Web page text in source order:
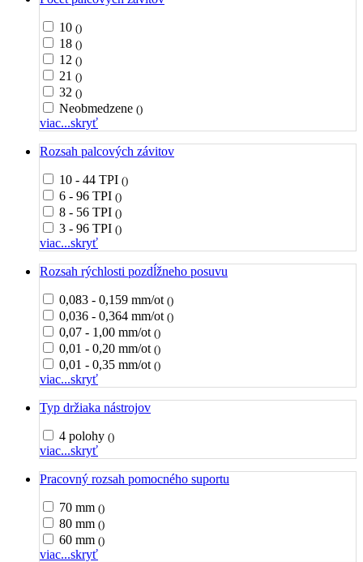
10 ()
18 ()
12 ()
21 ()
32 ()
Neobmedzene ()
viac...skryť
Rozsah palcových závitov
10 - 44 TPI ()
6 - 96 TPI ()
8 - 56 TPI ()
3 - 96 TPI ()
viac...skryť
Rozsah rýchlosti pozdĺžneho posuvu
0,083 - 0,159 mm/ot ()
0,036 - 0,364 mm/ot ()
0,07 - 1,00 mm/ot ()
0,01 - 0,20 mm/ot ()
0,01 - 0,35 mm/ot ()
viac...skryť
Typ držiaka nástrojov
4 polohy ()
viac...skryť
Pracovný rozsah pomocného suportu
70 mm ()
80 mm ()
60 mm ()
viac...skryť